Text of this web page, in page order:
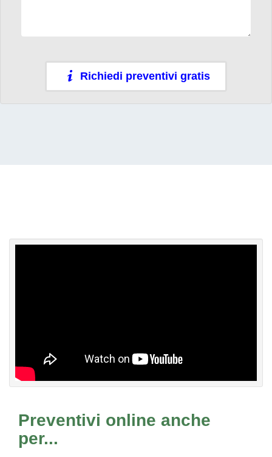
Richiedi preventivi gratis
Preventivi online anche
per...